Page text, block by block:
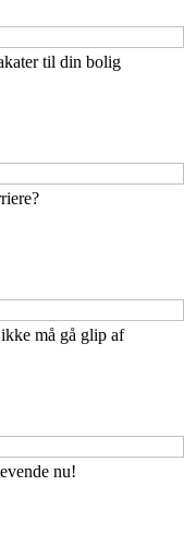
til din bolig
må gå glip af
nu!